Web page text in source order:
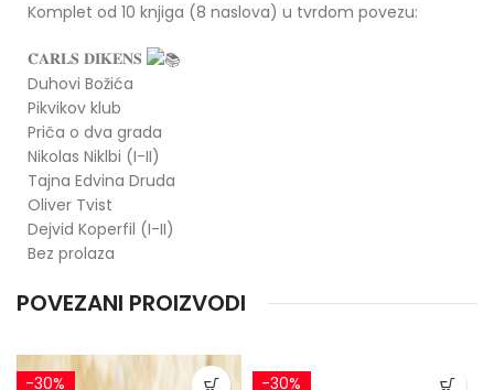
Komplet od 10 knjiga (8 naslova) u tvrdom povezu:
𝐂̌𝐀𝐑𝐋𝐒 𝐃𝐈𝐊𝐄𝐍𝐒
Duhovi Božića
Pikvikov klub
Priča o dva grada
Nikolas Niklbi (I-II)
Tajna Edvina Druda
Oliver Tvist
Dejvid Koperfil (I-II)
Bez prolaza
POVEZANI PROIZVODI
-30% -30%